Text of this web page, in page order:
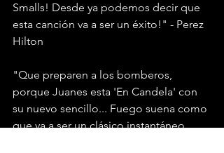
Smalls! Desde ya podemos decir que
esta canción va a ser un éxito!" - Perez
Hilton
"Que preparen a los bomberos,
porque Juanes esta 'En Candela' con
su nuevo sencillo... Fuego suena como
que va a ser un clásico instantáneo.